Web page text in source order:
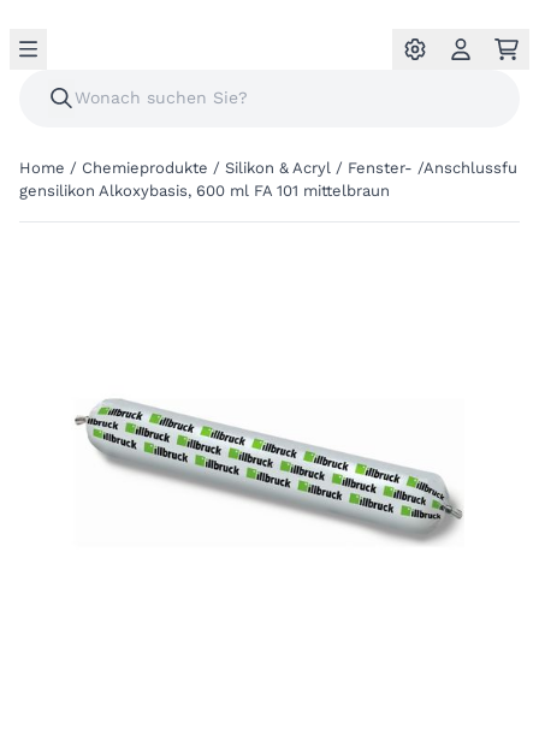
Home / Chemieprodukte / Silikon & Acryl / Fenster- /Anschlussfu
gensilikon Alkoxybasis, 600 ml FA 101 mittelbraun